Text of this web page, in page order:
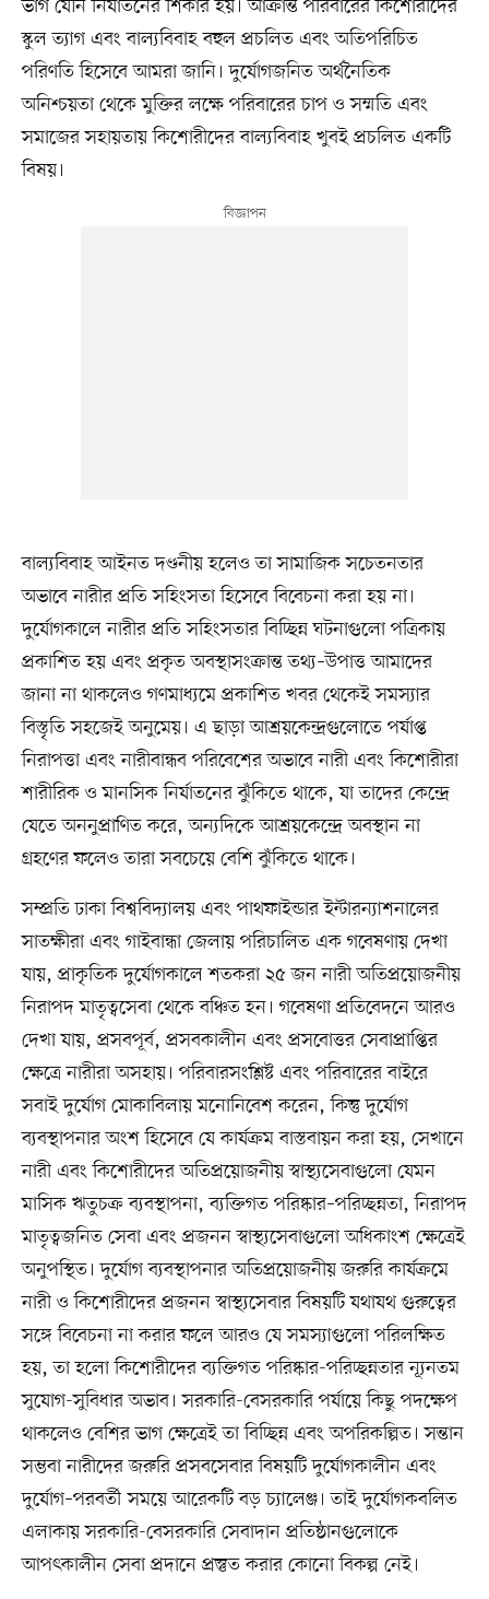
ভাগ যৌন নির্যাতনের শিকার হয়। আক্রান্ত পরিবারের কিশোরীদের
স্কুল ত্যাগ এবং বাল্যবিবাহ বহুল প্রচলিত এবং অতিপরিচিত
পরিণতি হিসেবে আমরা জানি। দুর্যোগজনিত অর্থনৈতিক
অনিশ্চয়তা থেকে মুক্তির লক্ষে পরিবারের চাপ ও সম্মতি এবং
সমাজের সহায়তায় কিশোরীদের বাল্যবিবাহ খুবই প্রচলিত একটি
বিষয়।
বাল্যবিবাহ আইনত দণ্ডনীয় হলেও তা সামাজিক সচেতনতার
অভাবে নারীর প্রতি সহিংসতা হিসেবে বিবেচনা করা হয় না।
দুর্যোগকালে নারীর প্রতি সহিংসতার বিচ্ছিন্ন ঘটনাগুলো পত্রিকায়
প্রকাশিত হয় এবং প্রকৃত অবস্থাসংক্রান্ত তথ্য–উপাত্ত আমাদের
জানা না থাকলেও গণমাধ্যমে প্রকাশিত খবর থেকেই সমস্যার
বিস্তৃতি সহজেই অনুমেয়। এ ছাড়া আশ্রয়কেন্দ্রগুলোতে পর্যাপ্ত
নিরাপত্তা এবং নারীবান্ধব পরিবেশের অভাবে নারী এবং কিশোরীরা
শারীরিক ও মানসিক নির্যাতনের ঝুঁকিতে থাকে, যা তাদের কেন্দ্রে
যেতে অননুপ্রাণিত করে, অন্যদিকে আশ্রয়কেন্দ্রে অবস্থান না
গ্রহণের ফলেও তারা সবচেয়ে বেশি ঝুঁকিতে থাকে।
সম্প্রতি ঢাকা বিশ্ববিদ্যালয় এবং পাথফাইন্ডার ইন্টারন্যাশনালের
সাতক্ষীরা এবং গাইবান্ধা জেলায় পরিচালিত এক গবেষণায় দেখা
যায়, প্রাকৃতিক দুর্যোগকালে শতকরা ২৫ জন নারী অতিপ্রয়োজনীয়
নিরাপদ মাতৃত্বসেবা থেকে বঞ্চিত হন। গবেষণা প্রতিবেদনে আরও
দেখা যায়, প্রসবপূর্ব, প্রসবকালীন এবং প্রসবোত্তর সেবাপ্রাপ্তির
ক্ষেত্রে নারীরা অসহায়। পরিবারসংশ্লিষ্ট এবং পরিবারের বাইরে
সবাই দুর্যোগ মোকাবিলায় মনোনিবেশ করেন, কিন্তু দুর্যোগ
ব্যবস্থাপনার অংশ হিসেবে যে কার্যক্রম বাস্তবায়ন করা হয়, সেখানে
নারী এবং কিশোরীদের অতিপ্রয়োজনীয় স্বাস্থ্যসেবাগুলো যেমন
মাসিক ঋতুচক্র ব্যবস্থাপনা, ব্যক্তিগত পরিষ্কার–পরিচ্ছন্নতা, নিরাপদ
মাতৃত্বজনিত সেবা এবং প্রজনন স্বাস্থ্যসেবাগুলো অধিকাংশ ক্ষেত্রেই
অনুপস্থিত। দুর্যোগ ব্যবস্থাপনার অতিপ্রয়োজনীয় জরুরি কার্যক্রমে
নারী ও কিশোরীদের প্রজনন স্বাস্থ্যসেবার বিষয়টি যথাযথ গুরুত্বের
সঙ্গে বিবেচনা না করার ফলে আরও যে সমস্যাগুলো পরিলক্ষিত
হয়, তা হলো কিশোরীদের ব্যক্তিগত পরিষ্কার-পরিচ্ছন্নতার ন্যূনতম
সুযোগ-সুবিধার অভাব। সরকারি-বেসরকারি পর্যায়ে কিছু পদক্ষেপ
থাকলেও বেশির ভাগ ক্ষেত্রেই তা বিচ্ছিন্ন এবং অপরিকল্পিত। সন্তান
সম্ভবা নারীদের জরুরি প্রসবসেবার বিষয়টি দুর্যোগকালীন এবং
দুর্যোগ–পরবর্তী সময়ে আরেকটি বড় চ্যালেঞ্জ। তাই দুর্যোগকবলিত
এলাকায় সরকারি-বেসরকারি সেবাদান প্রতিষ্ঠানগুলোকে
আপৎকালীন সেবা প্রদানে প্রস্তুত করার কোনো বিকল্প নেই।